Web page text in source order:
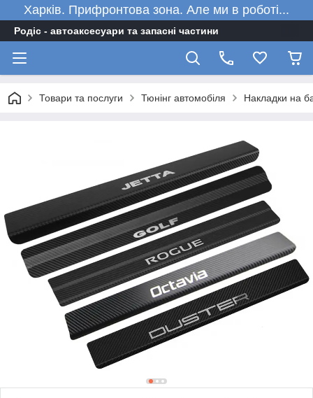
Харків. Прифронтова зона. Але ми в роботі...
Родіс - автоаксесуари та запасні частини
Товари та послуги Тюнінг автомобіля Накладки на